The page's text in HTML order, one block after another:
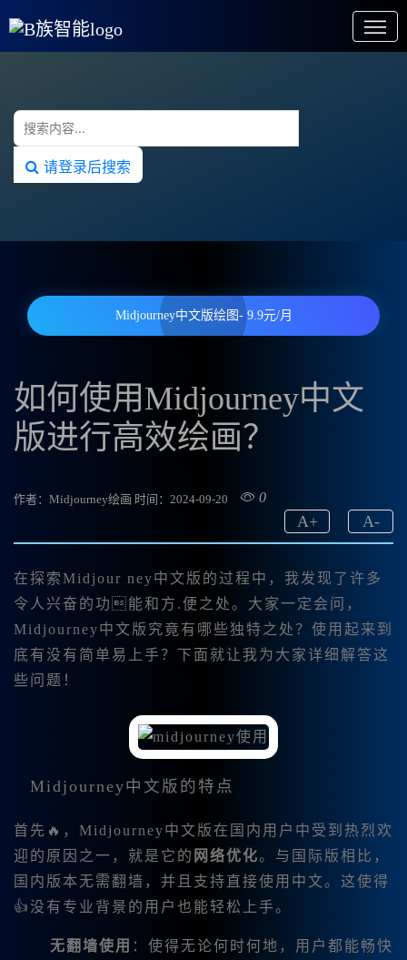
请登录后搜索
Midjourney中文版绘图- 9.9元/月
如何使用Midjourney中文
版进行高效绘画？
作者：Midjourney绘画 时间：2024-09-20 0
A-
A+
在探索Midjour ney中文版的过程中，我发现了许多
令人兴奋的功能和方.便之处。大家一定会问，
Midjourney中文版究竟有哪些独特之处？使用起来到
底有没有简单易上手？下面就让我为大家详细解答这
些问题！
Midjourney中文版的特点
首先🔥，Midjourney中文版在国内用户中受到热烈欢
迎的原因之一，就是它的 网络优化。与国际版相比，
国内版本无需翻墙，并且支持直接使用中文。这使得
👍没有专业背景的用户也能轻松上手。
无翻墙使用 ：使得无论何时何地，用户都能畅快